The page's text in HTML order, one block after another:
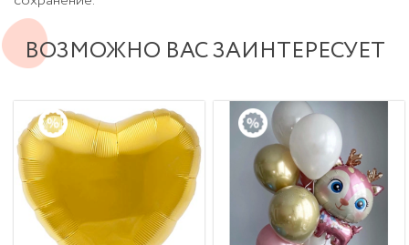
ВОЗМОЖНО ВАС ЗАИНТЕРЕСУЕТ